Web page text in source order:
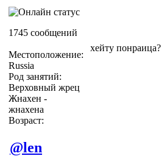
1745 сообщений
Местоположение:
Russia
Род занятий:
Верховный жрец
Жнахен -
жнахена
Возраст:
хейту понраица?
@len